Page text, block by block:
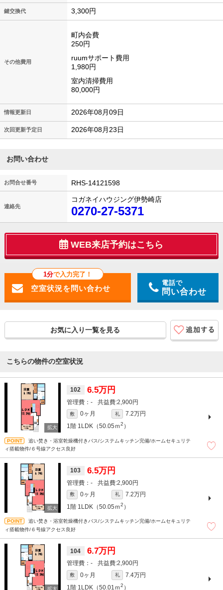
鍵交換代 3,300円
その他費用
町内会費
250円
ruumサポート費用
1,980円
室内清掃費用
80,000円
情報更新日 2026年08月09日
次回更新予定日 2026年08月23日
お問い合わせ
お問合せ番号 RHS-14121598
連絡先
コガネイハウジング伊勢崎店
0270-27-5371
WEB来店予約はこちら
1分で入力完了！
電話で
問い合わせ
お気に入り一覧を見る
こちらの物件の空室状況
102 6.5万円
- 2,900円
敷 0ヶ月 礼
7.2万円
1階 1LDK（50.05ｍ2 ）
追い焚き・浴室乾燥機付きバス/システムキッチン完備/ホームセキュリテ
ィ搭載物件/６号線アクセス良好
103 6.5万円
- 2,900円
敷 0ヶ月 礼
7.2万円
1階 1LDK（50.05ｍ2 ）
追い焚き・浴室乾燥機付きバス/システムキッチン完備/ホームセキュリテ
ィ搭載物件/６号線アクセス良好
104 6.7万円
- 2,900円
敷 0ヶ月 礼
7.4万円
1階 1LDK（50.01ｍ2 ）